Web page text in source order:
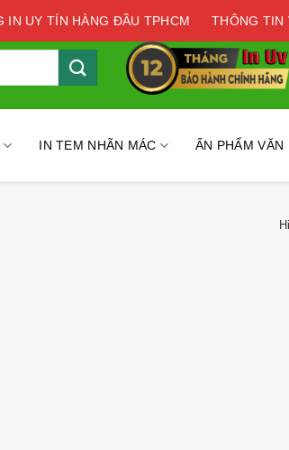
IN UY TÍN HÀNG ĐẦU TPHCM THÔNG TIN
IN TEM NHÃN MÁC ẤN PHẨM VĂN